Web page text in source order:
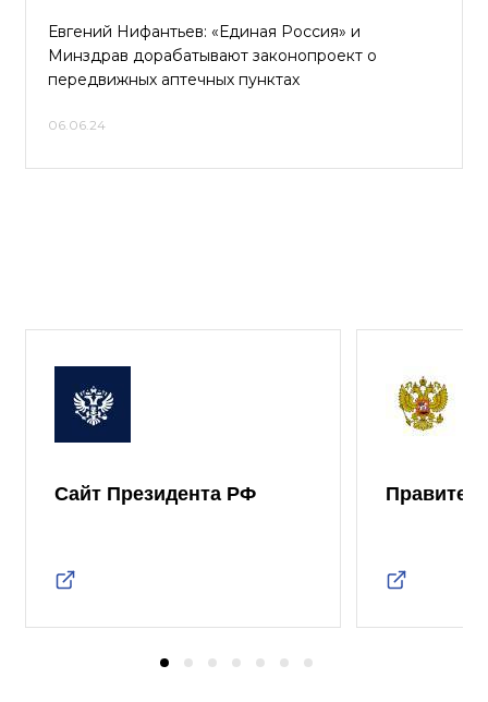
Евгений Нифантьев: «Единая Россия» и
Минздрав дорабатывают законопроект о
передвижных аптечных пунктах
06.06.24
Сайт Президента РФ